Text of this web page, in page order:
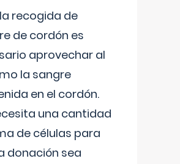
recogida de
de cordón es
aprovechar al
la sangre
en el cordón.
una cantidad
de células para
donación sea